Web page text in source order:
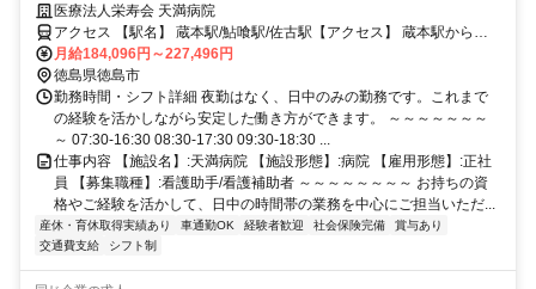
医療法人栄寿会 天満病院
アクセス 【駅名】 蔵本駅/鮎喰駅/佐古駅【アクセス】 蔵本駅から徒
歩4分
月給184,096円～227,496円
徳島県徳島市
勤務時間・シフト詳細 夜勤はなく、日中のみの勤務です。これまで
の経験を活かしながら安定した働き方ができます。 ～～～～～～～
～ 07:30-16:30 08:30-17:30 09:30-18:30 ...
仕事内容 【施設名】:天満病院 【施設形態】:病院 【雇用形態】:正社
員 【募集職種】:看護助手/看護補助者 ～～～～～～～～ お持ちの資
格やご経験を活かして、日中の時間帯の業務を中心にご担当いただ...
産休・育休取得実績あり 車通勤OK 経験者歓迎 社会保険完備
賞与あり
交通費支給
シフト制